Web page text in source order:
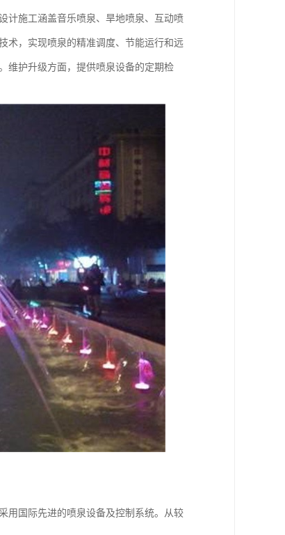
计施工涵盖音乐喷泉、旱地喷泉、互动喷
术，实现喷泉的精准调度、节能运行和远
维护升级方面，提供喷泉设备的定期检
用国际先进的喷泉设备及控制系统。从较